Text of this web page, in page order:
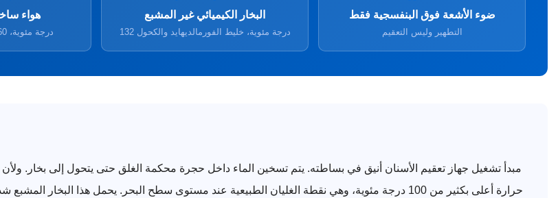
هواء
160-180 درجة مئوية، 60-120 دقيقة
البخار الكيميائي غير المشبع
132 درجة مئوية، خليط الفورمالديهايد والكحول
ضوء الأشعة فوق البنفسجية فقط
التطهير وليس التعقيم
مبدأ تشغيل جهاز تعقيم الأسنان أنيق في بساطته. يتم تسخين الماء داخل حجرة محكمة الغلق حتى يتحول إلى بخار.
حرارة أعلى بكثير من 100 درجة مئوية، وهي نقطة الغليان الطبيعية عند مستوى سطح البحر. يحمل هذا